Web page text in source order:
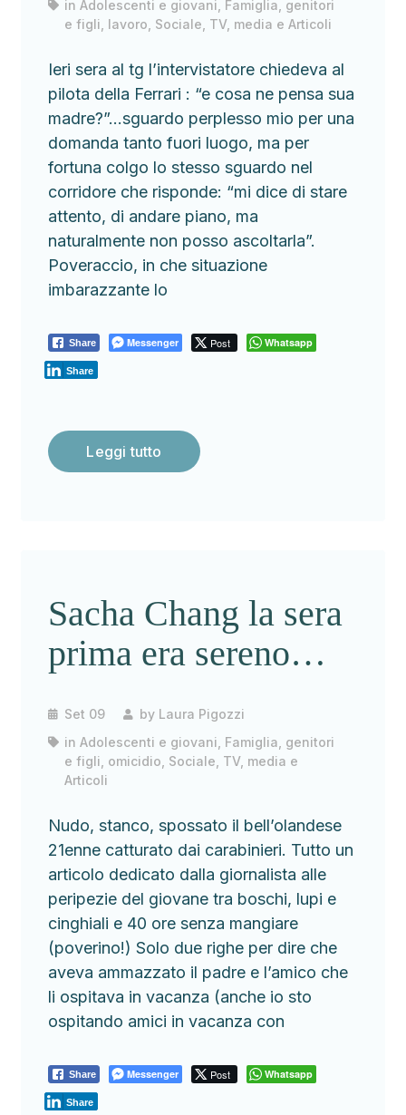
inAdolescenti e giovani
Famiglia, genitori
e figli lavoro Sociale TV, media e Articoli
Ieri sera al tg l’intervistatore chiedeva al
pilota della Ferrari : “e cosa ne pensa sua
madre?”…sguardo perplesso mio per una
domanda tanto fuori luogo, ma per
fortuna colgo lo stesso sguardo nel
corridore che risponde: “mi dice di stare
attento, di andare piano, ma
naturalmente non posso ascoltarla”.
Poveraccio, in che situazione
imbarazzante lo
Share Messenger Post Whatsapp
Share
Leggi tutto
Sacha Chang la sera
prima era sereno…
Set 09 by Laura Pigozzi
inAdolescenti e giovani Famiglia, genitori
e figli omicidio Sociale TV, media e
Articoli
Nudo, stanco, spossato il bell’olandese
21enne catturato dai carabinieri. Tutto un
articolo dedicato dalla giornalista alle
peripezie del giovane tra boschi, lupi e
cinghiali e 40 ore senza mangiare
(poverino!) Solo due righe per dire che
aveva ammazzato il padre e l’amico che
li ospitava in vacanza (anche io sto
ospitando amici in vacanza con
Share Messenger Post Whatsapp
Share